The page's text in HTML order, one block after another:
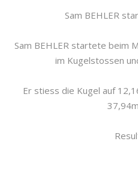
Sam BEHLER
Sam BEHLER startete beim
im Kugelstossen
Er stiess die Kugel auf